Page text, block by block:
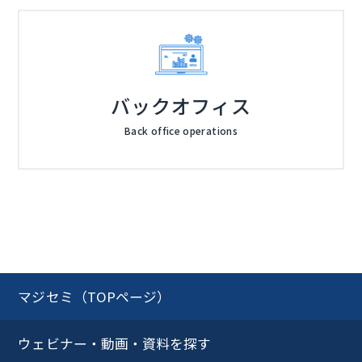
バックオフィス
Back office operations
マジセミ（TOPページ）
ウェビナー・動画・資料を探す